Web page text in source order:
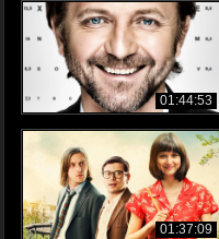
01:44:53
01:37:09